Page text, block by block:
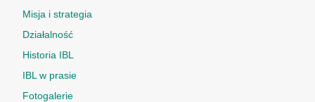
Misja i strategia
Działalność
Historia IBL
IBL w prasie
Fotogalerie